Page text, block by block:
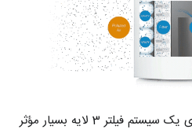
فیلتر SmokeStop بلوایر دارای یک سیستم فیلتر 3 لایه بسیار مؤثر